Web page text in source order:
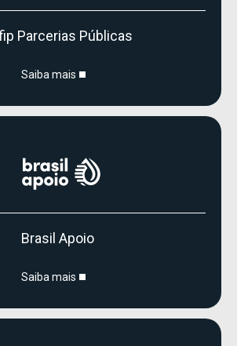
Parcerias Públicas
Saiba mais
Brasil Apoio
Saiba mais